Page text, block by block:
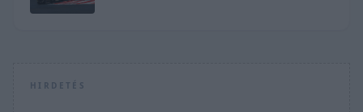
HIRDETÉS